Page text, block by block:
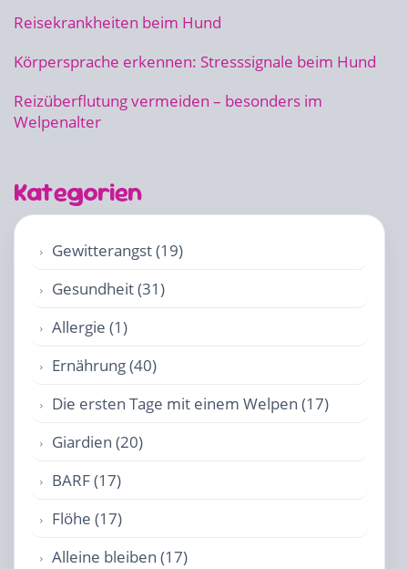
Reisekrankheiten beim Hund
Körpersprache erkennen: Stresssignale beim Hund
Reizüberflutung vermeiden – besonders im
Welpenalter
Kategorien
Gewitterangst (19)
Gesundheit (31)
Allergie (1)
Ernährung (40)
Die ersten Tage mit einem Welpen (17)
Giardien (20)
BARF (17)
Flöhe (17)
Alleine bleiben (17)